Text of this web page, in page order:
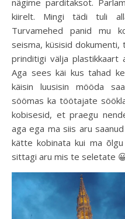
nägime parditaksot.
kiirelt. Mingi tädi tuli
Turvamehed panid mu
seisma, küsisid
prinditigi välja plastikkaart
Aga sees käi kus tahad
käisin luusisin mööda
söömas ka töötajate
kobisesid, et praegu
aga ega ma siis aru
kätte kobinata kui ma
sittagi aru mis te seletate